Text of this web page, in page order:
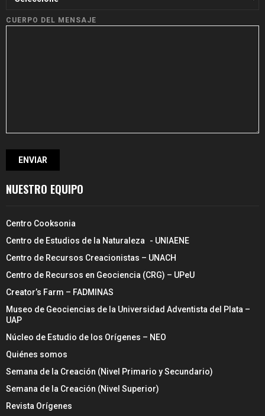
CUERPO DEL MENSAJE
NUESTRO EQUIPO
Centro Cooksonia
Centro de Estudios de la Naturaleza - UNIAENE
Centro de Recursos Creacionistas – UNACH
Centro de Recursos en Geociencia (CRG) – UPeU
Creator’s Farm – FADMINAS
Museo de Geociencias de la Universidad Adventista del Plata –
UAP
Núcleo de Estudio de los Orígenes – NEO
Quiénes somos
Semana de la Creación (Nivel Primario y Secundario)
Semana de la Creación (Nivel Superior)
Revista Orígenes